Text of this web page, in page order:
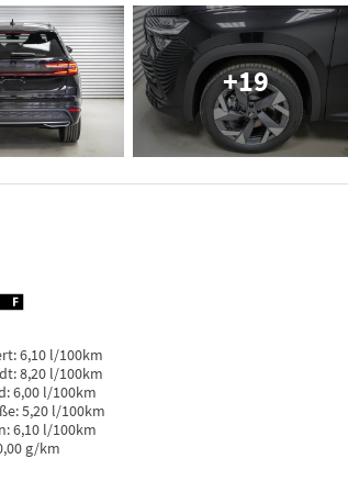
+19
6,10 l/100km
8,20 l/100km
6,00 l/100km
5,20 l/100km
6,10 l/100km
g/km